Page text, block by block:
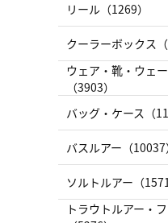
リール（1269）
クーラーボックス（
ウェア・靴・ウェ
（3903）
バッグ・ケース（
バスルアー（10037
ソルトルアー（
トラウトルアー・